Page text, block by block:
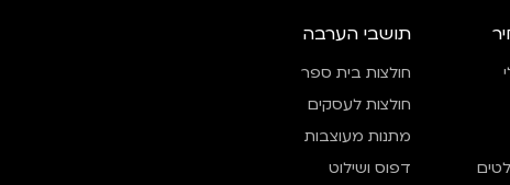
תושבי הערבה
חולצות בית ספר
חולצות לעסקים
מתנות מעוצבות
דפוס ושילוט